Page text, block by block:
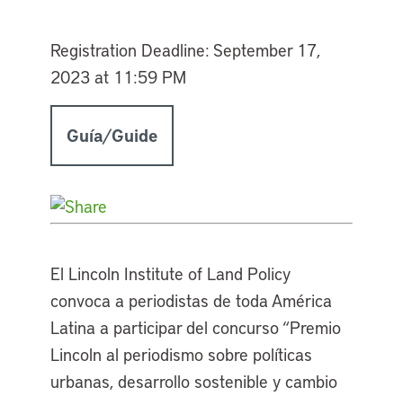
Registration Deadline: September 17,
2023 at 11:59 PM
Guía/Guide
El Lincoln Institute of Land Policy
convoca a periodistas de toda América
Latina a participar del concurso “Premio
Lincoln al periodismo sobre políticas
urbanas, desarrollo sostenible y cambio